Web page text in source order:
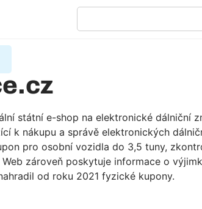
státní e-shop na elektronické dálniční
k nákupu a správě elektronických
pro osobní vozidla do 3,5 tuny,
zároveň poskytuje informace o
od roku 2021 fyzické kupony.